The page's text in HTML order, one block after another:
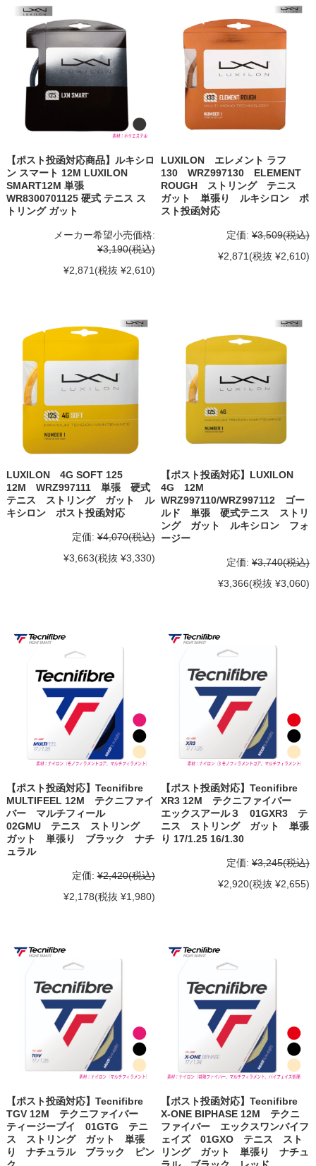
【ポスト投函対応商品】ルキシロ
ン スマート 12M LUXILON
SMART12M 単張
WR8300701125 硬式 テニス ス
トリング ガット
メーカー希望小売価格:
¥3,190(税込)
¥2,871(税抜 ¥2,610)
LUXILON エレメント ラフ
130 WRZ997130 ELEMENT
ROUGH ストリング テニス
ガット 単張り ルキシロン ポ
スト投函対応
定価: ¥3,509(税込)
¥2,871(税抜 ¥2,610)
LUXILON 4G SOFT 125
12M WRZ997111 単張 硬式
テニス ストリング ガット ル
キシロン ポスト投函対応
定価: ¥4,070(税込)
¥3,663(税抜 ¥3,330)
【ポスト投函対応】LUXILON
4G 12M
WRZ997110/WRZ997112 ゴー
ルド 単張 硬式テニス ストリ
ング ガット ルキシロン フォ
ージー
定価: ¥3,740(税込)
¥3,366(税抜 ¥3,060)
【ポスト投函対応】Tecnifibre
MULTIFEEL 12M テクニファイ
バー マルチフィール
02GMU テニス ストリング
ガット 単張り ブラック ナチ
ュラル
定価: ¥2,420(税込)
¥2,178(税抜 ¥1,980)
【ポスト投函対応】Tecnifibre
XR3 12M テクニファイバー
エックスアール３ 01GXR3 テ
ニス ストリング ガット 単張
り 17/1.25 16/1.30
定価: ¥3,245(税込)
¥2,920(税抜 ¥2,655)
【ポスト投函対応】Tecnifibre
TGV 12M テクニファイバー
ティージーブイ 01GTG テニ
ス ストリング ガット 単張
り ナチュラル ブラック ピン
【ポスト投函対応】Tecnifibre
X-ONE BIPHASE 12M テクニ
ファイバー エックスワンバイフ
ェイズ 01GXO テニス スト
リング ガット 単張り ナチュ